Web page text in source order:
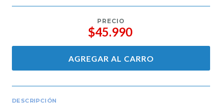
PRECIO
$45.990
AGREGAR AL CARRO
DESCRIPCIÓN